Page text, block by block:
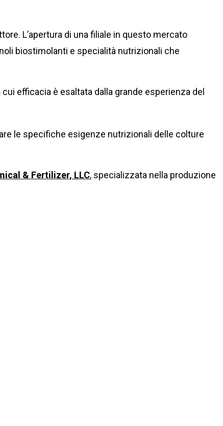
L’apertura di una filiale in questo mercato
biostimolanti e specialità nutrizionali che
efficacia è esaltata dalla grande esperienza del
le specifiche esigenze nutrizionali delle colture
& Fertilizer, LLC, specializzata nella produzione